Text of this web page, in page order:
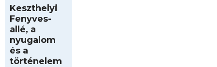
Keszthelyi
Fenyves-
allé, a
nyugalom
és a
történelem